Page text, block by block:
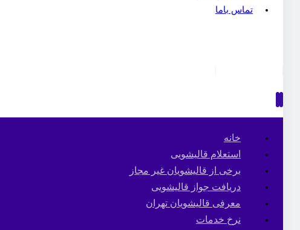
تماس باما
خانه
استعلام قالیشویی
برخی از قالیشویان غیر مجاز
دریافت جواز قالیشویی
معرفی قالیشویان تهران
نرخ خدمات